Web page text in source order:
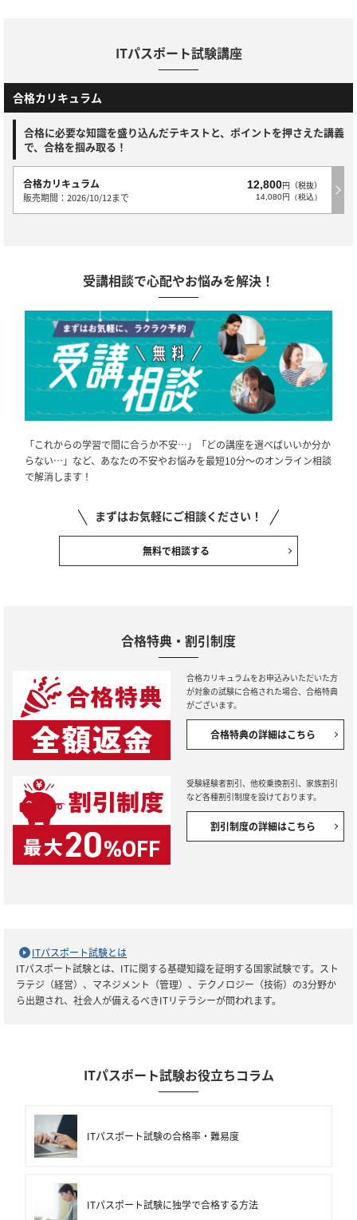
ITパスポート試験講座
合格カリキュラム
合格に必要な知識を盛り込んだテキストと、ポイントを押さえた講義
で、合格を掴み取る！
合格カリキュラム
販売期間：2026/10/12まで
12,800円（税抜）
14,080円（税込）
受講相談で心配やお悩みを解決！
「これからの学習で間に合うか不安…」「どの講座を選べばいいか分か
らない…」など、あなたの不安やお悩みを最短10分～のオンライン相談
で解消します！
まずはお気軽にご相談ください！
無料で相談する
合格特典・割引制度
合格カリキュラムをお申込みいただいた方
が対象の試験に合格された場合、合格特典
がございます。
合格特典の詳細はこちら
受験経験者割引、他校乗換割引、家族割引
など各種割引制度を設けております。
割引制度の詳細はこちら
ITパスポート試験とは
ITパスポート試験とは、ITに関する基礎知識を証明する国家試験です。スト
ラテジ（経営）、マネジメント（管理）、テクノロジー（技術）の3分野か
ら出題され、社会人が備えるべきITリテラシーが問われます。
ITパスポート試験お役立ちコラム
ITパスポート試験の合格率・難易度
ITパスポート試験に独学で合格する方法